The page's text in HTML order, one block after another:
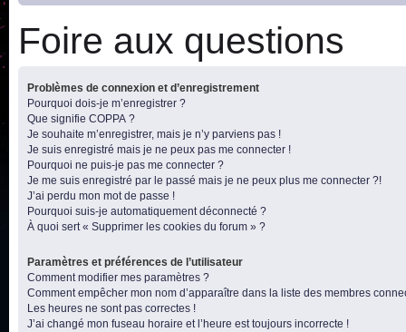
Foire aux questions
Problèmes de connexion et d’enregistrement
Pourquoi dois-je m’enregistrer ?
Que signifie COPPA ?
Je souhaite m’enregistrer, mais je n’y parviens pas !
Je suis enregistré mais je ne peux pas me connecter !
Pourquoi ne puis-je pas me connecter ?
Je me suis enregistré par le passé mais je ne peux plus me connecter ?!
J’ai perdu mon mot de passe !
Pourquoi suis-je automatiquement déconnecté ?
À quoi sert « Supprimer les cookies du forum » ?
Paramètres et préférences de l’utilisateur
Comment modifier mes paramètres ?
Comment empêcher mon nom d’apparaître dans la liste des membres
Les heures ne sont pas correctes !
J’ai changé mon fuseau horaire et l’heure est toujours incorrecte !